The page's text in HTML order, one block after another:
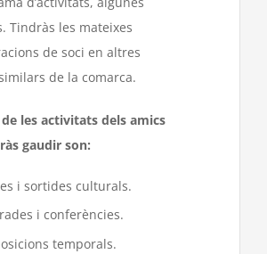
Tindràs les mateixes
de soci en altres
de la comarca.
les activitats dels amics
gaudir son:
i sortides culturals.
i conferències.
temporals.